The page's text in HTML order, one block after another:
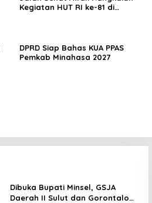
Kegiatan HUT RI ke-81 di
DPRD Siap Bahas KUA PPAS
Pemkab Minahasa 2027
Dibuka Bupati Minsel, GSJA
Daerah II Sulut dan Gorontalo